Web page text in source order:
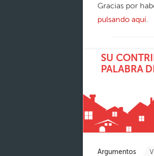
Gracias por
pulsando aquí.
SU
PALABRA
Argumentos